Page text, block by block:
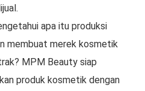
apa itu produksi
membuat merek kosmetik
MPM Beauty siap
produk kosmetik dengan